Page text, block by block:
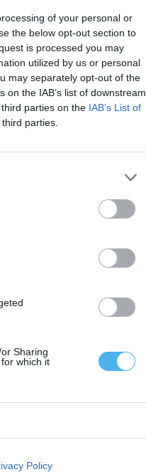
of your personal or
the below opt-out section to
is processed you may
utilized by us or personal
may separately opt-out of the
the IAB’s list of downstream
parties on the IAB’s List of
parties.
Sharing
which it
Policy
e
funcionais e
de
«após a alta
de
resposta
de
o
de